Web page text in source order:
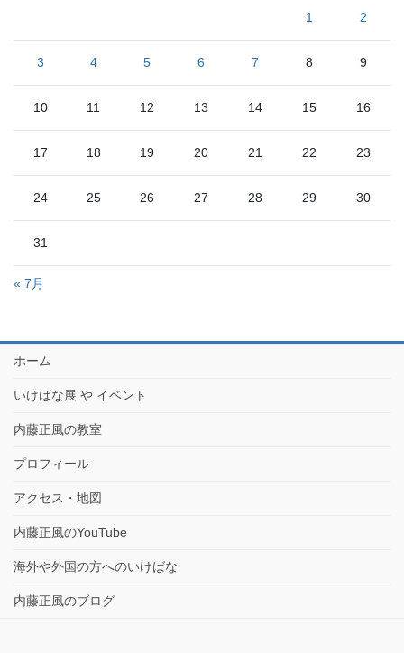
1 2
3 4 5 6 7 8 9
10 11 12 13 14 15 16
17 18 19 20 21 22 23
24 25 26 27 28 29 30
31
« 7月
ホーム
いけばな展 や イベント
内藤正風の教室
プロフィール
アクセス・地図
内藤正風のYouTube
海外や外国の方へのいけばな
内藤正風のブログ